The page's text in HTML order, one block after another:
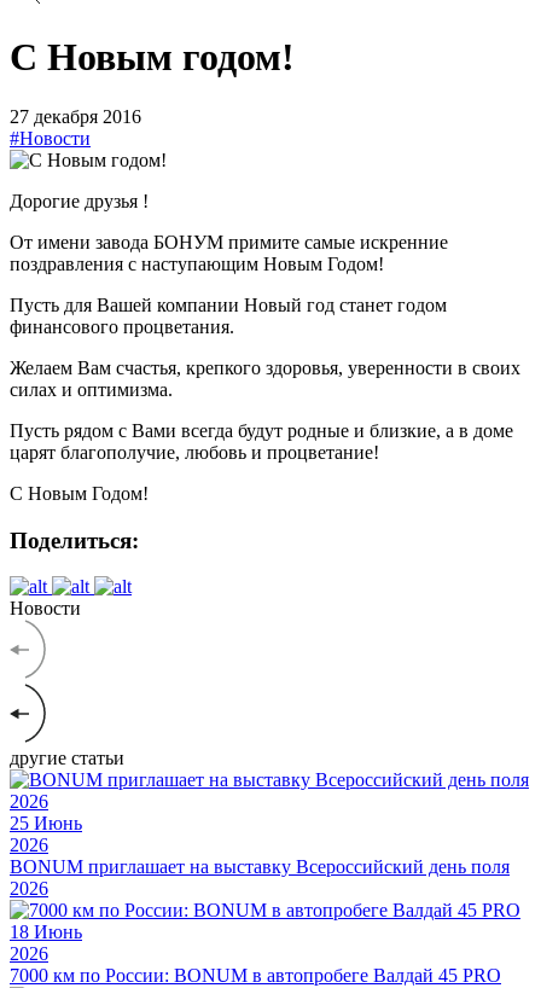
С Новым годом!
27 декабря 2016
#Новости
Дорогие друзья !
От имени завода БОНУМ примите самые искренние
поздравления с наступающим Новым Годом!
Пусть для Вашей компании Новый год станет годом
финансового процветания.
Желаем Вам счастья, крепкого здоровья, уверенности в своих
силах и оптимизма.
Пусть рядом с Вами всегда будут родные и близкие, а в доме
царят благополучие, любовь и процветание!
С Новым Годом!
Поделиться:
Новости
другие статьи
25 Июнь
2026
BONUM приглашает на выставку Всероссийский день поля
2026
18 Июнь
2026
7000 км по России: BONUM в автопробеге Валдай 45 PRO